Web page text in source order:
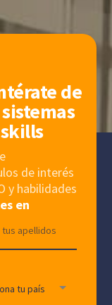
de
de interés
y habilidades
en